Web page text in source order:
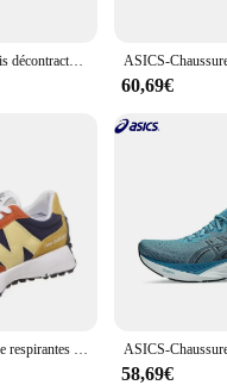
Chaussures de tennis décontractées en maille respirante pour hommes et femmes, baskets à lacets, chaussures de course légères, chaussures de sport de plein air
60,69€
Baskets à plateforme respirantes pour hommes et femmes, chaussures décontractées à l'offre elles optiques, marque de mode, designer, luxe, haute qualité, 2024
58,69€